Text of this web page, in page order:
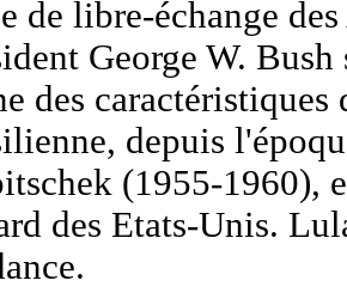
de libre-échange
George W.
des
depuis
(1955-1960),
des Etats-Unis.